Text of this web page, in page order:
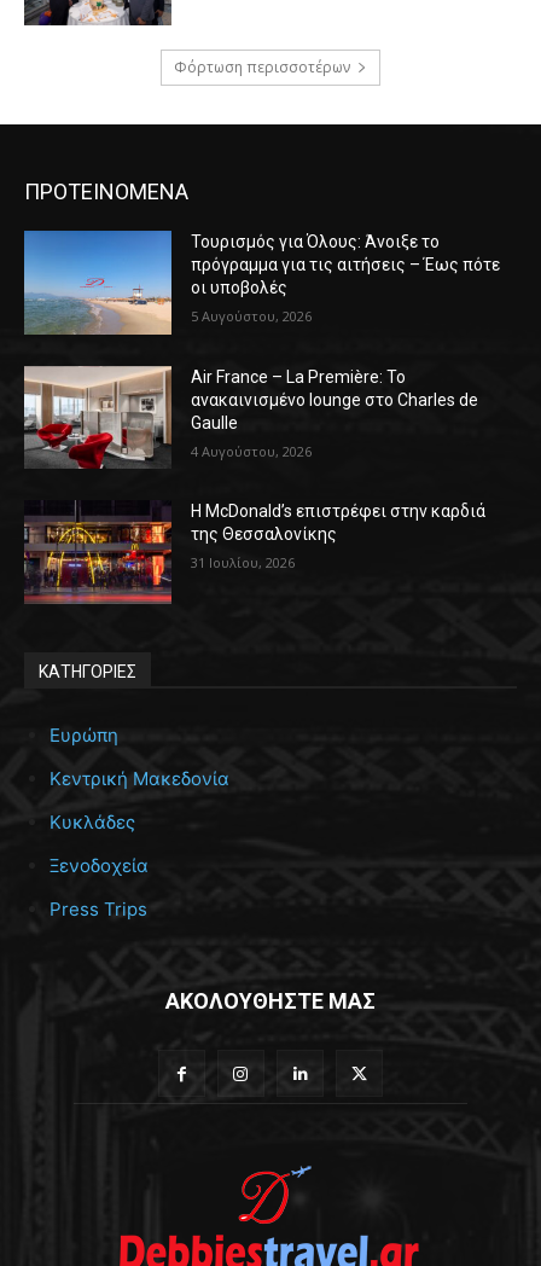
Φόρτωση περισσοτέρων
ΠΡΟΤΕΙΝΟΜΕΝΑ
Τουρισμός για Όλους: Άνοιξε το
πρόγραμμα για τις αιτήσεις – Έως πότε
οι υποβολές
5 Αυγούστου, 2026
Air France – La Première: Το
ανακαινισμένο lounge στο Charles de
Gaulle
4 Αυγούστου, 2026
Η McDonald’s επιστρέφει στην καρδιά
της Θεσσαλονίκης
31 Ιουλίου, 2026
ΚΑΤΗΓΟΡΙΕΣ
Ευρώπη
Κεντρική Μακεδονία
Κυκλάδες
Ξενοδοχεία
Press Trips
ΑΚΟΛΟΥΘΗΣΤΕ ΜΑΣ